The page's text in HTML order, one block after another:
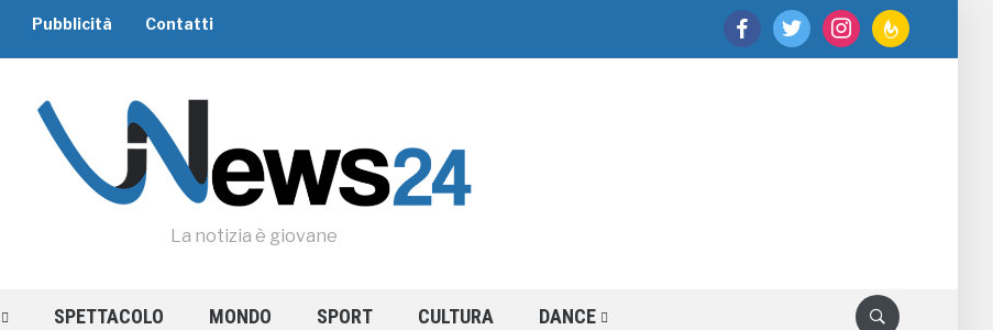
facebooktwitter instagramfeedburner
Pubblicità Contatti
La notizia è giovane
SPETTACOLO MONDO SPORT CULTURA DANCE